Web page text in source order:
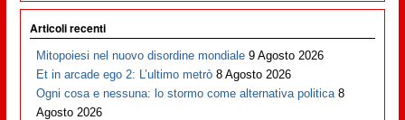
Articoli recenti
Mitopoiesi nel nuovo disordine mondiale 9 Agosto 2026
Et in arcade ego 2: L’ultimo metrò 8 Agosto 2026
Ogni cosa e nessuna: lo stormo come alternativa politica 8
Agosto 2026